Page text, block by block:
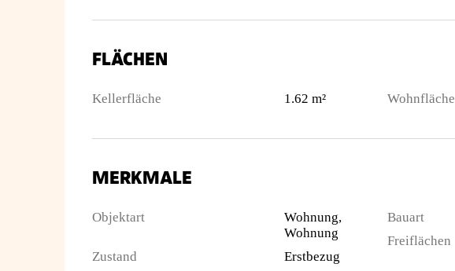
FLÄCHEN
Kellerfläche 1.62 m² Wohnfläche
MERKMALE
Objektart
Wohnung,
Wohnung
Zustand
Erstbezug
Bauart
Freiflächen